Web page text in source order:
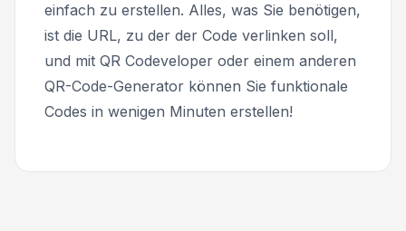
einfach zu erstellen. Alles, was Sie benötigen,
ist die URL, zu der der Code verlinken soll,
und mit QR Codeveloper oder einem anderen
QR-Code-Generator können Sie funktionale
Codes in wenigen Minuten erstellen!